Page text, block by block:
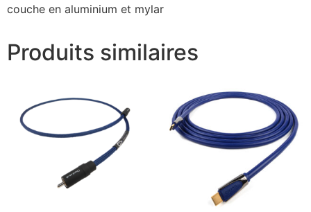
couche en aluminium et mylar
Produits similaires